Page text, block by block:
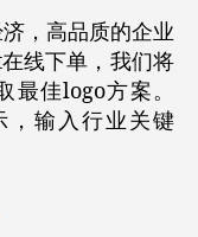
，高品质的企业
线下单，我们将
佳logo方案。
，输入行业关键